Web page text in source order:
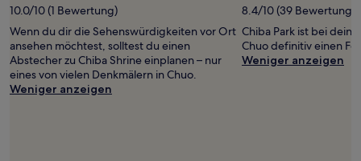
10.0/10 (1 Bewertung)
Wenn du dir die Sehenswürdigkeiten vor Ort
ansehen möchtest, solltest du einen
Abstecher zu Chiba Shrine einplanen – nur
eines von vielen Denkmälern in Chuo.
Weniger anzeigen
8.4/10 (39
Chiba Park ist bei
Chuo definitiv einen
Weniger anzeigen